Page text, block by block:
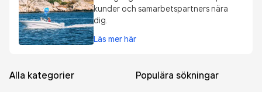
kunder och samarbetspartners nära
dig.
Läs mer här
Alla kategorier
Populära sökningar